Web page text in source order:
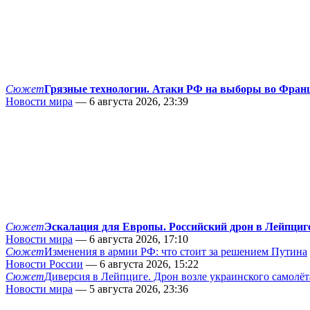
СюжетГрязные технологии. Атаки РФ на выборы во
Новости мира — 6 августа 2026, 23:39
СюжетЭскалация для Европы. Российский дрон в
Новости мира — 6 августа 2026, 17:10
СюжетИзменения в армии РФ: что стоит за решением Путина
Новости России — 6 августа 2026, 15:22
СюжетДиверсия в Лейпциге. Дрон возле украинского
Новости мира — 5 августа 2026, 23:36